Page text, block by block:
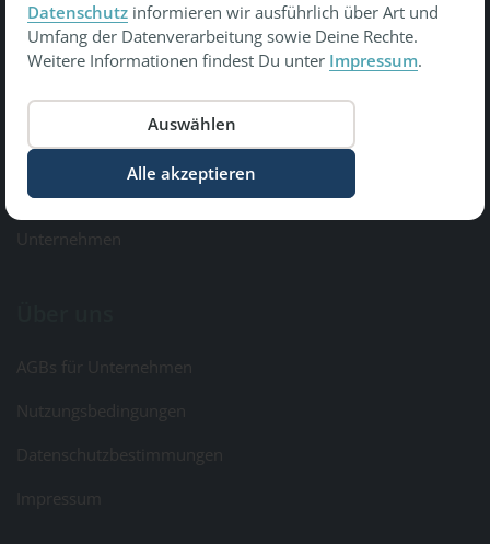
Tu was - gesund leben, gesund arbeiten, gesund älter
werden
All Rights Reserved
Informationen
Kontakt & Feedback
Unternehmen
AGBs für Unternehmen
Nutzungsbedingungen
Datenschutzbestimmungen
Impressum
Datenschutz informieren wir ausführlich über Art und
Umfang der Datenverarbeitung sowie Deine Rechte.
Weitere Informationen findest Du unter Impressum.